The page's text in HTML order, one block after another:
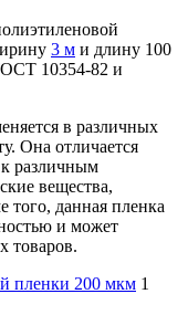
3 м и длину 100
10354-82 и
в различных
Она отличается
различным
вещества,
того, данная пленка
и может
товаров.
пленки 200 мкм 1